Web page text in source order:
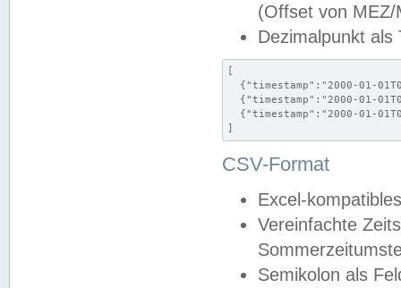
(Offset von MEZ/
Dezimalpunkt als
[
{"timestamp":"2000-01-
{"timestamp":"2000-01-
{"timestamp":"2000-01-
]
CSV-Format
Excel-
Vereinfachte
Semikolon als